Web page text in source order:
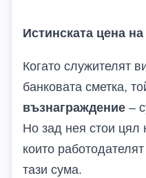
Истинската цена
Когато служителят
банковата сметка,
възнаграждение –
Но зад нея стои цял
които
тази сума.